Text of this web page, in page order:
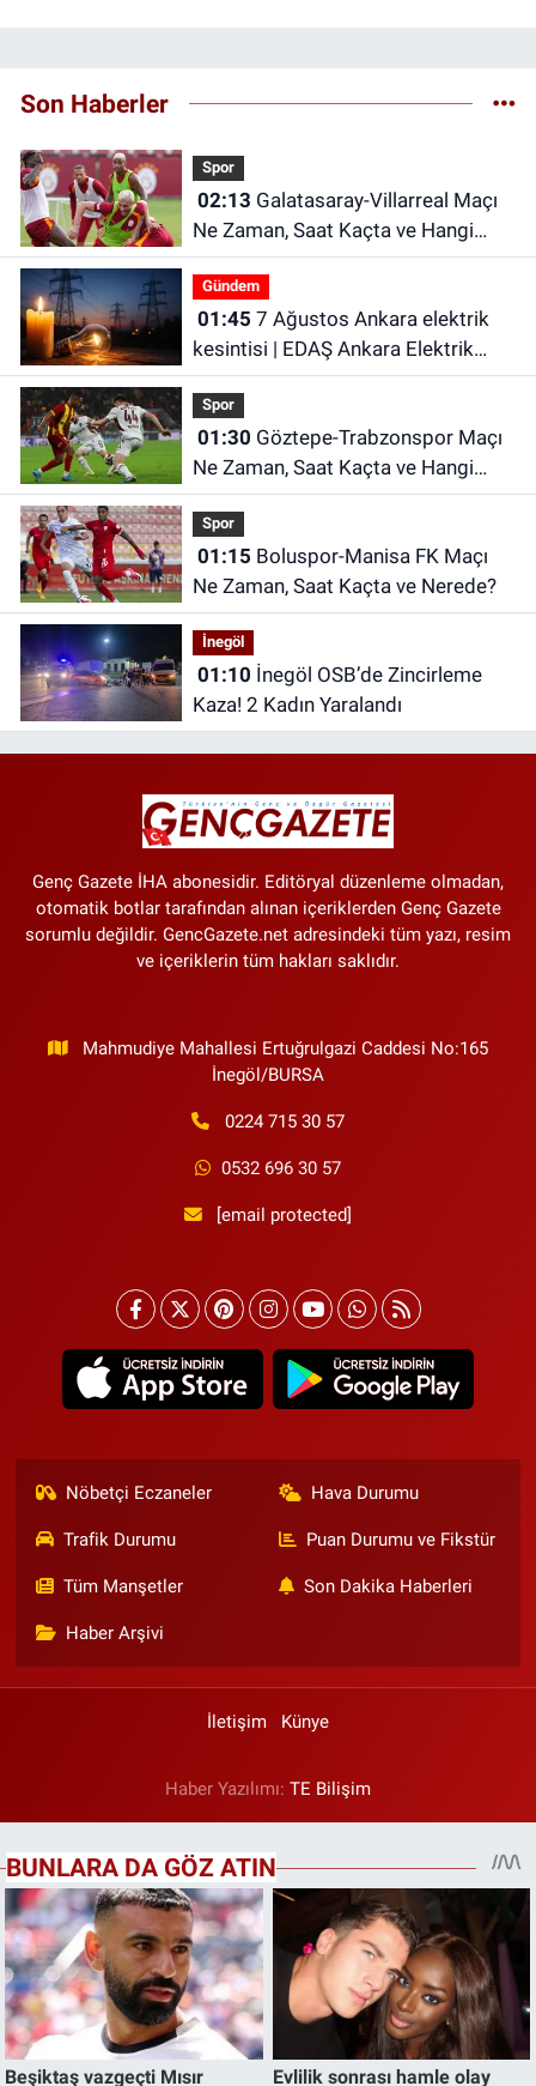
Son Haberler
Spor
02:13
Ne Zaman, Saat Kaçta ve Hangi
Kanalda? Galatasaray hazırlık maçı
ne zaman?
Gündem
01:45
kesintisi | EDAŞ Ankara Elektrik
Kesintisi
Spor
01:30
Ne Zaman, Saat Kaçta ve Hangi
Kanalda?
Spor
01:15
Ne Zaman, Saat Kaçta ve Nerede?
İnegöl
01:10
Kaza! 2 Kadın Yaralandı
Genç Gazete İHA abonesidir. Editöryal düzenleme olmadan,
otomatik botlar tarafından alınan içeriklerden Genç Gazete
sorumlu değildir. GencGazete.net adresindeki tüm yazı, resim
ve içeriklerin tüm hakları saklıdır.
Mahmudiye Mahallesi Ertuğrulgazi Caddesi No:165
İnegöl/BURSA
0224 715 30 57
0532 696 30 57
[email protected]
Nöbetçi Eczaneler Hava Durumu
Trafik Durumu Puan Durumu ve Fikstür
Tüm Manşetler Son Dakika Haberleri
Haber Arşivi
İletişim Künye
Haber Yazılımı: TE Bilişim